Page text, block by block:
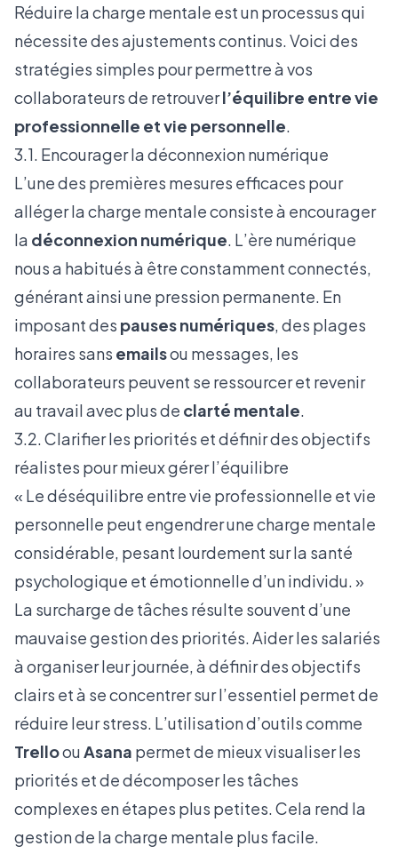
Réduire la charge mentale est un processus qui
nécessite des ajustements continus. Voici des
stratégies simples pour permettre à vos
collaborateurs de retrouverl’équilibre entre vie
professionnelle et vie personnelle.
3.1. Encourager la déconnexion numérique
L’une des premières mesures efficaces pour
alléger la charge mentale consiste à encourager
la déconnexion numérique. L’ère numérique
nous a habitués à être constamment connectés,
générant ainsi une pression permanente. En
imposant des pauses numériques, des plages
horaires sans emailsou messages, les
collaborateurs peuvent se ressourcer et revenir
au travail avec plus de clarté mentale.
3.2. Clarifier les priorités et définir des objectifs
réalistes pour mieux gérer l’équilibre
« Le déséquilibre entre vie professionnelle et vie
personnelle peut engendrer une charge mentale
considérable, pesant lourdement sur la santé
psychologique et émotionnelle d’un individu. »
La surcharge de tâches résulte souvent d’une
mauvaise gestion des priorités. Aider les salariés
à organiser leur journée, à définir des objectifs
clairs et à se concentrer sur l’essentiel permet de
réduire leur stress. L’utilisation d’outils comme
TrelloouAsana permet de mieux visualiser les
priorités et de décomposer les tâches
complexes en étapes plus petites. Cela rend la
gestion de la charge mentale plus facile.